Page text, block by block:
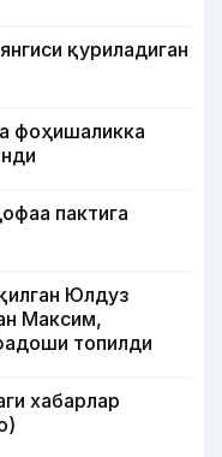
қуриладиган
фоҳишаликка
пактига
Юлдуз
Максим,
топилди
хабарлар